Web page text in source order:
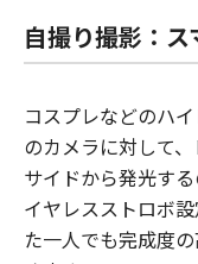
自撮り撮影：
コスプレなどのハ
のカメラに対して
サイドから発光す
イヤレスストロボ
た一人でも完成度